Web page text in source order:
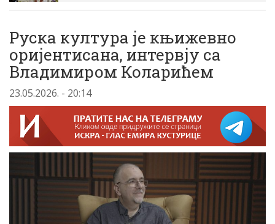
Руска култура је књижевно
оријентисана, интервју са
Владимиром Коларићем
23.05.2026. - 20:14